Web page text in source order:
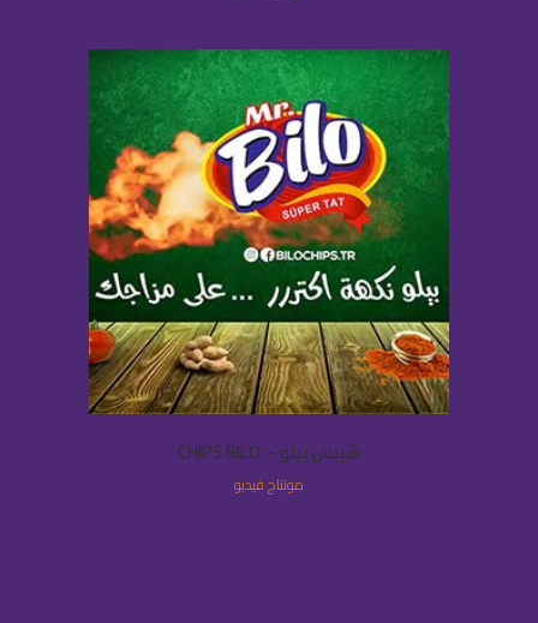
شيبس بيلو – CHIPS BILO
مونتاج فيديو